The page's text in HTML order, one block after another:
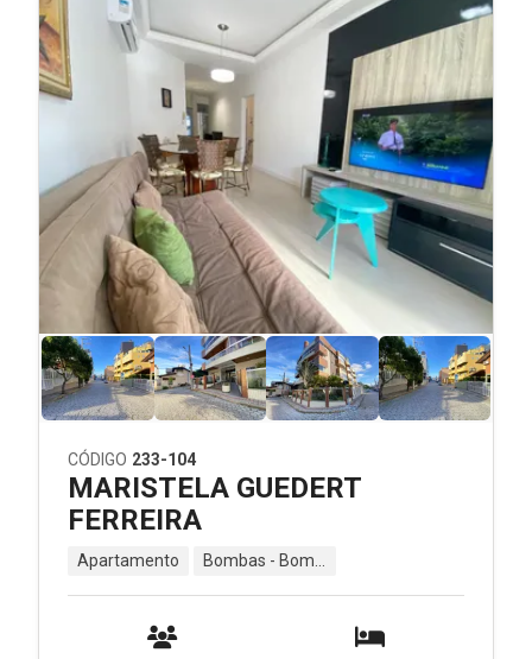
CÓDIGO 233-104
MARISTELA GUEDERT
FERREIRA
Apartamento Bombas - Bombinhas - SC